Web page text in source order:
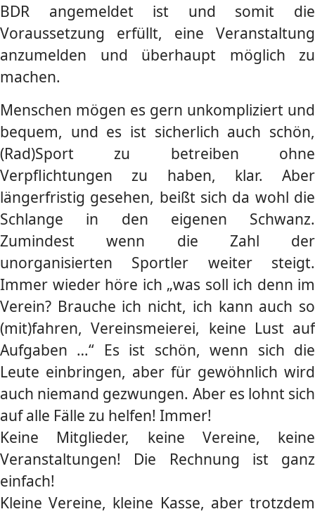
BDR angemeldet ist und somit die
Voraussetzung erfüllt, eine Veranstaltung
anzumelden und überhaupt möglich zu
machen.
Menschen mögen es gern unkompliziert und
bequem, und es ist sicherlich auch schön,
(Rad)Sport zu betreiben ohne
Verpflichtungen zu haben, klar. Aber
längerfristig gesehen, beißt sich da wohl die
Schlange in den eigenen Schwanz.
Zumindest wenn die Zahl der
unorganisierten Sportler weiter steigt.
Immer wieder höre ich „was soll ich denn im
Verein? Brauche ich nicht, ich kann auch so
(mit)fahren, Vereinsmeierei, keine Lust auf
Aufgaben …“ Es ist schön, wenn sich die
Leute einbringen, aber für gewöhnlich wird
auch niemand gezwungen. Aber es lohnt sich
auf alle Fälle zu helfen! Immer!
Keine Mitglieder, keine Vereine, keine
Veranstaltungen! Die Rechnung ist ganz
einfach!
Kleine Vereine, kleine Kasse, aber trotzdem